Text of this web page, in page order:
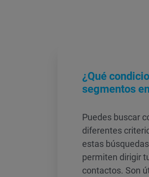
¿Qué
segmentos
Puedes buscar
diferentes
estas
permiten dirigir
contactos. Son